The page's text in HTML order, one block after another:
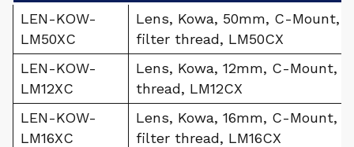
LEN-KOW-
LM50XC
Lens, Kowa, 50mm, C-Mount,
filter thread, LM50CX
LEN-KOW-
LM12XC
Lens, Kowa, 12mm, C-Mount,
thread, LM12CX
LEN-KOW-
LM16XC
Lens, Kowa, 16mm, C-Mount,
filter thread, LM16CX